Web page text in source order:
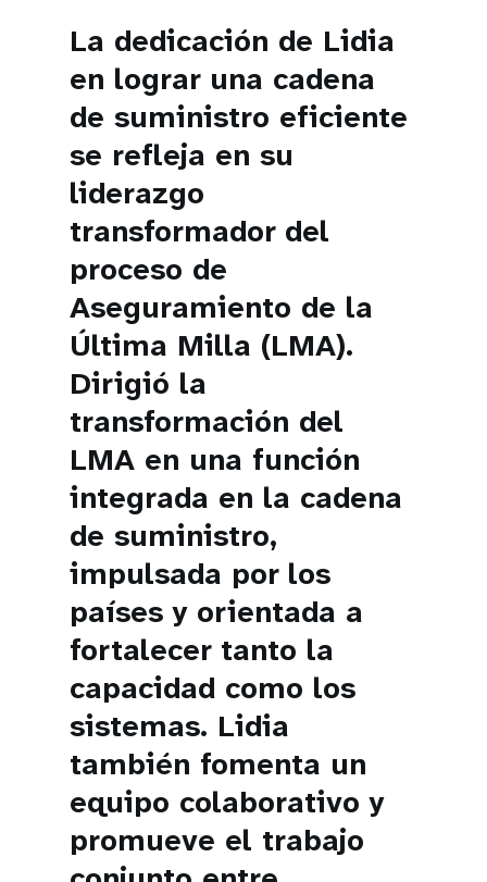
La dedicación de Lidia
en lograr una cadena
de suministro eficiente
se refleja en su
liderazgo
transformador del
proceso de
Aseguramiento de la
Última Milla (LMA).
Dirigió la
transformación del
LMA en una función
integrada en la cadena
de suministro,
impulsada por los
países y orientada a
fortalecer tanto la
capacidad como los
sistemas. Lidia
también fomenta un
equipo colaborativo y
promueve el trabajo